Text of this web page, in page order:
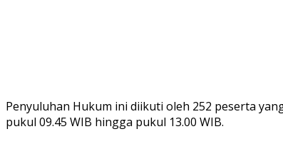
Penyuluhan Hukum ini diikuti oleh 252 peserta
pukul 09.45 WIB hingga pukul 13.00 WIB.